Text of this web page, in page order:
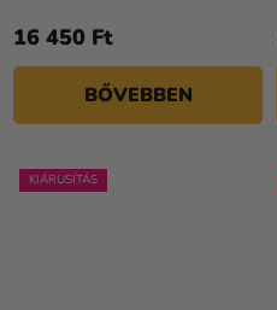
16 450 Ft
BŐVEBBEN
KIÁRUSÍTÁS